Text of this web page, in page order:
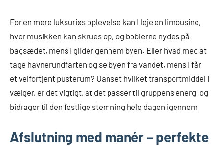
For en mere luksuriøs oplevelse kan I leje en limousine,
hvor musikken kan skrues op, og boblerne nydes på
bagsædet, mens I glider gennem byen. Eller hvad med at
tage havnerundfarten og se byen fra vandet, mens I får
et velfortjent pusterum? Uanset hvilket transportmiddel I
vælger, er det vigtigt, at det passer til gruppens energi og
bidrager til den festlige stemning hele dagen igennem.
Afslutning med manér – perfekte